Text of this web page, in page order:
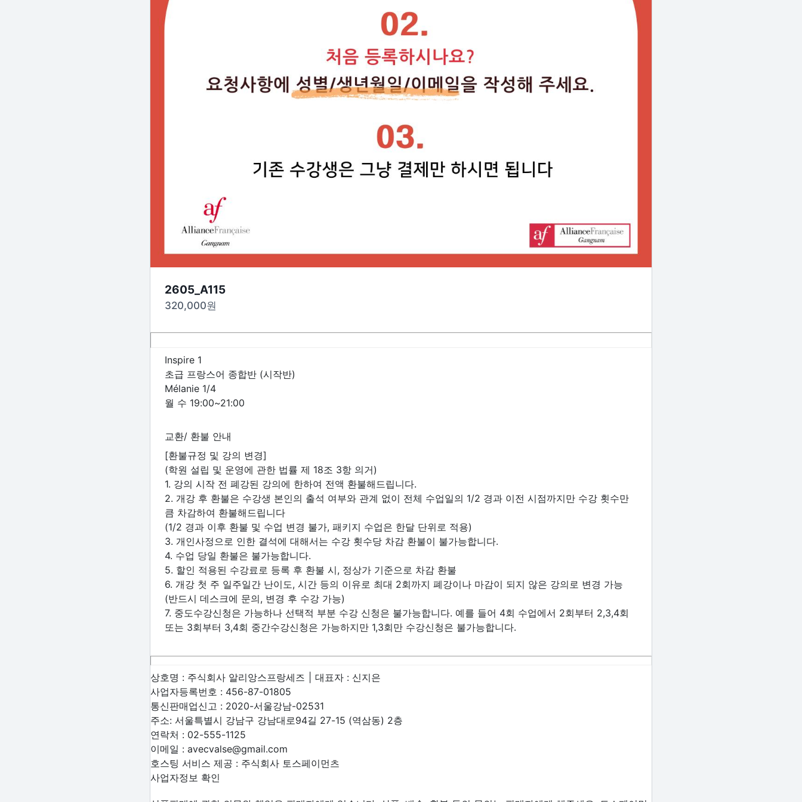
2605_A115
320,000원
Inspire 1
초급 프랑스어 종합반 (시작반)
Mélanie 1/4
월 수 19:00~21:00
교환/ 환불 안내
[환불규정 및 강의 변경]
(학원 설립 및 운영에 관한 법률 제 18조 3항 의거)
1. 강의 시작 전 폐강된 강의에 한하여 전액 환불해드립니다.
2. 개강 후 환불은 수강생 본인의 출석 여부와 관계 없이 전체 수업일의 1/2 경과 이전 시점까지만 수강 횟수만
큼 차감하여 환불해드립니다
(1/2 경과 이후 환불 및 수업 변경 불가, 패키지 수업은 한달 단위로 적용)
3. 개인사정으로 인한 결석에 대해서는 수강 횟수당 차감 환불이 불가능합니다.
4. 수업 당일 환불은 불가능합니다.
5. 할인 적용된 수강료로 등록 후 환불 시, 정상가 기준으로 차감 환불
6. 개강 첫 주 일주일간 난이도, 시간 등의 이유로 최대 2회까지 폐강이나 마감이 되지 않은 강의로 변경 가능
(반드시 데스크에 문의, 변경 후 수강 가능)
7. 중도수강신청은 가능하나 선택적 부분 수강 신청은 불가능합니다. 예를 들어 4회 수업에서 2회부터 2,3,4회
또는 3회부터 3,4회 중간수강신청은 가능하지만 1,3회만 수강신청은 불가능합니다.
상호명 : 주식회사 알리앙스프랑세즈 대표자 : 신지은
사업자등록번호 : 456-87-01805
통신판매업신고 : 2020-서울강남-02531
주소: 서울특별시 강남구 강남대로94길 27-15 (역삼동) 2층
연락처 : 02-555-1125
이메일 : avecvalse@gmail.com
호스팅 서비스 제공 : 주식회사 토스페이먼츠
사업자정보 확인